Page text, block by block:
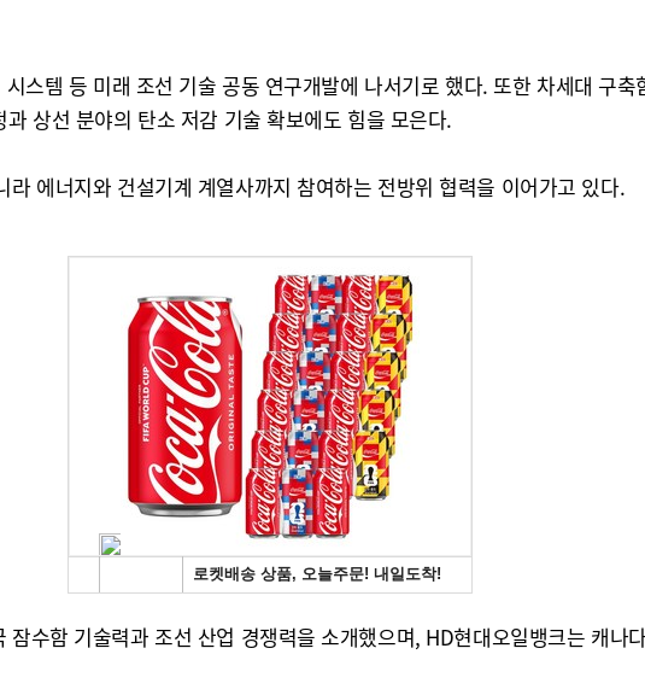
스템 등 미래 조선 기술 공동 연구개발에 나서기로 했다. 또한 차세대 구
상선 분야의 탄소 저감 기술 확보에도 힘을 모은다.
에너지와 건설기계 계열사까지 참여하는 전방위 협력을 이어가고 있다.
수함 기술력과 조선 산업 경쟁력을 소개했으며, HD현대오일뱅크는 캐나